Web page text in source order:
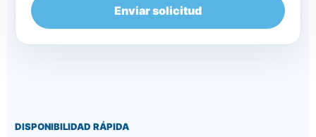
Enviar solicitud
DISPONIBILIDAD RÁPIDA